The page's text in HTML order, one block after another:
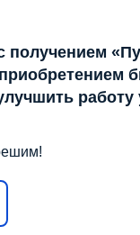
получением